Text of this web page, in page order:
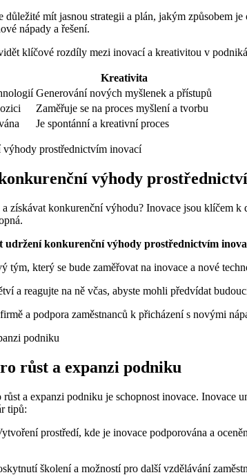
mít jasnou strategii a plán, jakým způsobem
nápady a řešení.
klíčové rozdíly mezi inovací a kreativitou v
Kreativita
Generování nových myšlenek a přístupů
Zaměřuje se na proces myšlení a tvorbu
Je spontánní a kreativní proces
výhody
získávat konkurenční výhodu? Inovace jsou klíčem
udržení konkurenční výhody prostřednictvím
který se bude zaměřovat na inovace a nové
a reagujte na ně včas, abyste mohli předvídat
a podpora zaměstnanců k přicházení s novými
růst a expanzi podniku
a expanzi podniku je schopnost inovace. Inovace
tipů:
prostředí, kde je inovace podporována a
školení a možností pro další vzdělávání